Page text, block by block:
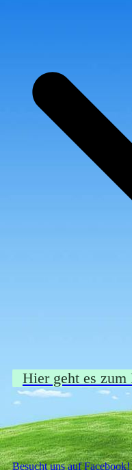
Hier geht es zum
Besucht uns auf Facebook!